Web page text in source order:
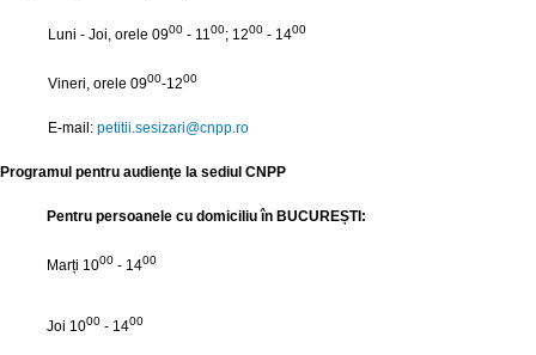
Luni - Joi, orele 0900 - 1100; 1200 - 1400
Vineri, orele 0900-1200
E-mail: petitii.sesizari@cnpp.ro
Programul pentru audienţe la sediul CNPP
Pentru persoanele cu domiciliu în BUCUREȘTI:
Marți 1000 - 1400
Joi 1000 - 1400